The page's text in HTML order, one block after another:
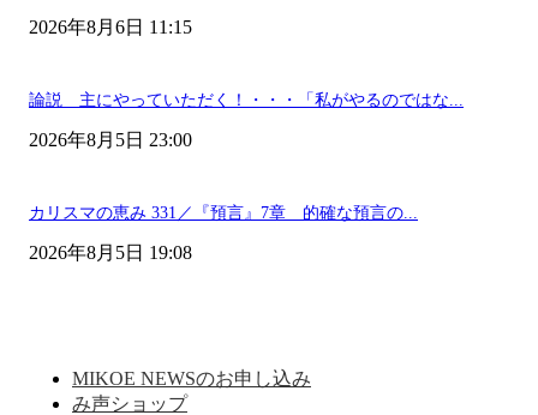
2026年8月6日 11:15
論説 主にやっていただく！・・・「私がやるのではな...
2026年8月5日 23:00
カリスマの恵み 331／『預言』7章 的確な預言の...
2026年8月5日 19:08
MIKOE NEWSのお申し込み
み声ショップ